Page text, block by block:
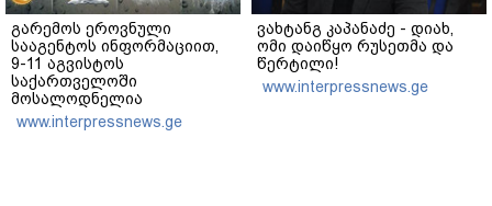
გარემოს ეროვნული
სააგენტოს ინფორმაციით,
9-11 აგვისტოს
საქართველოში
მოსალოდნელია
დროგამოშვებით წვიმა
www.interpressnews.ge
ვახტანგ კაპანაძე - დიახ,
ომი დაიწყო რუსეთმა და
წერტილი!
www.interpressnews.ge